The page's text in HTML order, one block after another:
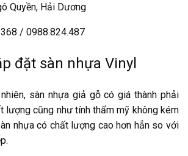
Quyền, Hải Dương
/ 0988.824.487
đặt sàn nhựa Vinyl
sàn nhựa giả gỗ có giá thành phải
lượng cũng như tính thẩm mỹ không kém
nhựa có chất lượng cao hơn hẳn so với